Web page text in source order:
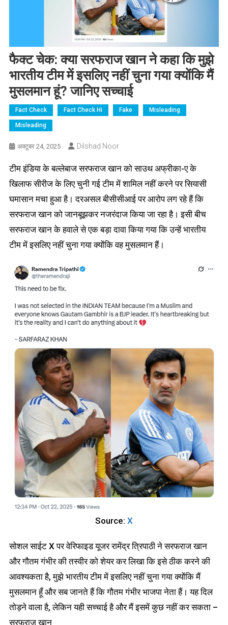
फैक्ट चेक: क्या सरफराज खान ने कहा कि मुझे
भारतीय टीम में इसलिए नहीं चुना गया क्योंकि मैं
मुसलमान हूं? जानिए सच्चाई
Fact Check Fact Check Hi Fake Misleading
Misleading
अक्टूबर 24, 2025 Dilshad Noor
टीम इंडिया के बल्लेबाज सरफराज खान को साउथ अफ्रीका-ए के
खिलाफ सीरीज के लिए चुनी गई टीम में शामिल नहीं करने पर सियासी
घमासान मचा हुआ है। दरअसल बीसीसीआई पर आरोप लग रहे हैं कि
सरफराज खान को जानबूझकर नजरंदाज किया जा रहा है। इसी बीच
सरफराज खान के हवाले से एक बड़ा दावा किया गया कि उन्हें भारतीय
टीम में इसलिए नहीं चुना गया क्योंकि वह मुसलमान हैं।
Source: X
सोशल साईट X पर वेरिफाइड यूजर रामेंद्र त्रिपाठी ने सरफराज खान
और गौतम गंभीर की तस्वीर को शेयर कर लिखा कि इसे ठीक करने की
आवश्यकता है, मुझे भारतीय टीम में इसलिए नहीं चुना गया क्योंकि मैं
मुसलमान हूँ और सब जानते हैं कि गौतम गंभीर भाजपा नेता हैं। यह दिल
तोड़ने वाला है, लेकिन यही सच्चाई है और मैं इसमें कुछ नहीं कर सकता –
सरफ़राज़ ख़ान